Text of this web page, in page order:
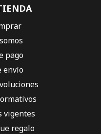
pago
envío
vigentes
regalo